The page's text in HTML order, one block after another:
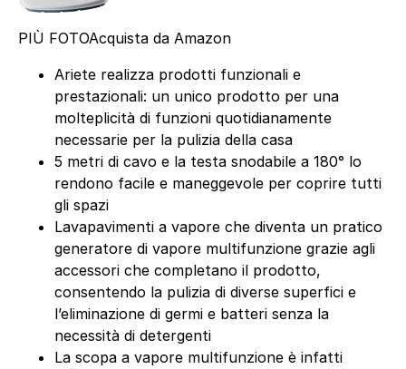
PIÙ FOTOAcquista da Amazon
Ariete realizza prodotti funzionali e
prestazionali: un unico prodotto per una
molteplicità di funzioni quotidianamente
necessarie per la pulizia della casa
5 metri di cavo e la testa snodabile a 180° lo
rendono facile e maneggevole per coprire tutti
gli spazi
Lavapavimenti a vapore che diventa un pratico
generatore di vapore multifunzione grazie agli
accessori che completano il prodotto,
consentendo la pulizia di diverse superfici e
l’eliminazione di germi e batteri senza la
necessità di detergenti
La scopa a vapore multifunzione è infatti